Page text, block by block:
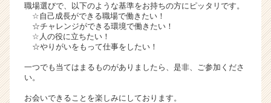
職場選びで、以下のような基準をお持ちの方にピッタリです。
☆自己成長ができる職場で働きたい！
☆チャレンジができる環境で働きたい！
☆人の役に立ちたい！
☆やりがいをもって仕事をしたい！
一つでも当てはまるものがありましたら、是非、ご参加くださ
い。
お会いできることを楽しみにしております。